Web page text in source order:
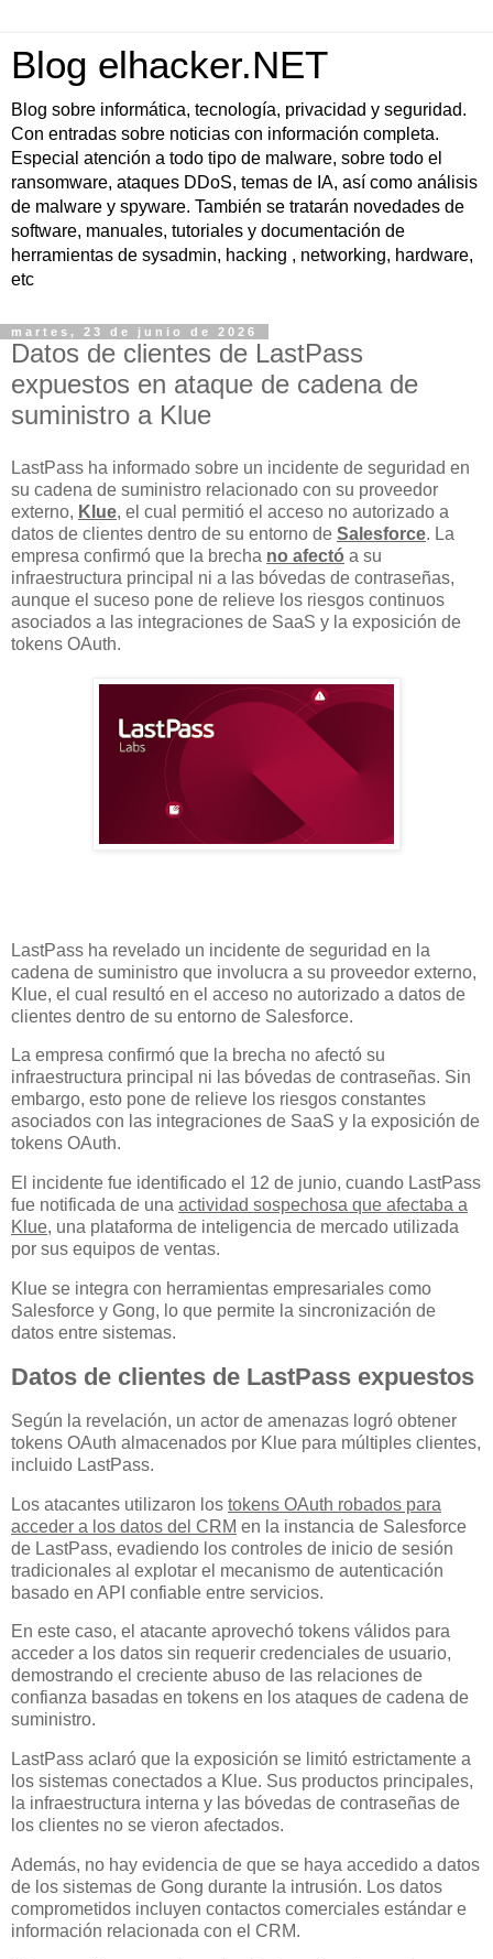
Blog elhacker.NET
Blog sobre informática, tecnología, privacidad y seguridad.
Con entradas sobre noticias con información completa.
Especial atención a todo tipo de malware, sobre todo el
ransomware, ataques DDoS, temas de IA, así como análisis
de malware y spyware. También se tratarán novedades de
software, manuales, tutoriales y documentación de
herramientas de sysadmin, hacking , networking, hardware,
etc
martes, 23 de junio de 2026
Datos de clientes de LastPass
expuestos en ataque de cadena de
suministro a Klue
LastPass ha informado sobre un incidente de seguridad en
su cadena de suministro relacionado con su proveedor
externo, Klue, el cual permitió el acceso no autorizado a
datos de clientes dentro de su entorno de Salesforce. La
empresa confirmó que la brecha no afectó a su
infraestructura principal ni a las bóvedas de contraseñas,
aunque el suceso pone de relieve los riesgos continuos
asociados a las integraciones de SaaS y la exposición de
tokens OAuth.
LastPass ha revelado un incidente de seguridad en la
cadena de suministro que involucra a su proveedor externo,
Klue, el cual resultó en el acceso no autorizado a datos de
clientes dentro de su entorno de Salesforce.
La empresa confirmó que la brecha no afectó su
infraestructura principal ni las bóvedas de contraseñas. Sin
embargo, esto pone de relieve los riesgos constantes
asociados con las integraciones de SaaS y la exposición de
tokens OAuth.
El incidente fue identificado el 12 de junio, cuando LastPass
fue notificada de una actividad sospechosa que afectaba a
Klue, una plataforma de inteligencia de mercado utilizada
por sus equipos de ventas.
Klue se integra con herramientas empresariales como
Salesforce y Gong, lo que permite la sincronización de
datos entre sistemas.
Datos de clientes de LastPass expuestos
Según la revelación, un actor de amenazas logró obtener
tokens OAuth almacenados por Klue para múltiples clientes,
incluido LastPass.
Los atacantes utilizaron los tokens OAuth robados para
acceder a los datos del CRM en la instancia de Salesforce
de LastPass, evadiendo los controles de inicio de sesión
tradicionales al explotar el mecanismo de autenticación
basado en API confiable entre servicios.
En este caso, el atacante aprovechó tokens válidos para
acceder a los datos sin requerir credenciales de usuario,
demostrando el creciente abuso de las relaciones de
confianza basadas en tokens en los ataques de cadena de
suministro.
LastPass aclaró que la exposición se limitó estrictamente a
los sistemas conectados a Klue. Sus productos principales,
la infraestructura interna y las bóvedas de contraseñas de
los clientes no se vieron afectados.
Además, no hay evidencia de que se haya accedido a datos
de los sistemas de Gong durante la intrusión. Los datos
comprometidos incluyen contactos comerciales estándar e
información relacionada con el CRM.